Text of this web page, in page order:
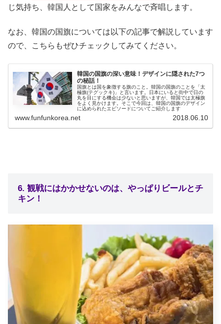
じ気持ち、韓国人として国家をみんなで斉唱します。
なお、韓国の国旗については以下の記事で解説しています
ので、こちらもぜひチェックしてみてください。
韓国の国旗の深い意味！デザインに隠された7つ
の秘話！
国旗とは国を象徴する旗のこと。韓国の国旗のことを「太
極旗(テグックキ)」と言います。日本にいると街中で日の
丸を目にする機会は少ないと思いますが、韓国では太極旗
をよく見かけます。そこで今回は、韓国の国旗のデザイン
に込められたエピソードについてご紹介します
www.funfunkorea.net 2018.06.10
6. 観戦にはかかせないのは、やっぱりビールとチ
キン！